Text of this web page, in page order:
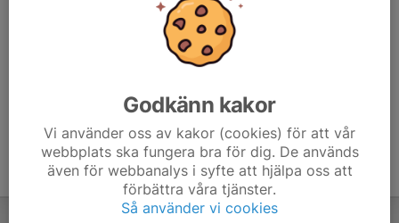
Godkänn kakor
Vi använder oss av kakor (cookies) för att vår
webbplats ska fungera bra för dig. De används
även för webbanalys i syfte att hjälpa oss att
förbättra våra tjänster.
Så använder vi cookies